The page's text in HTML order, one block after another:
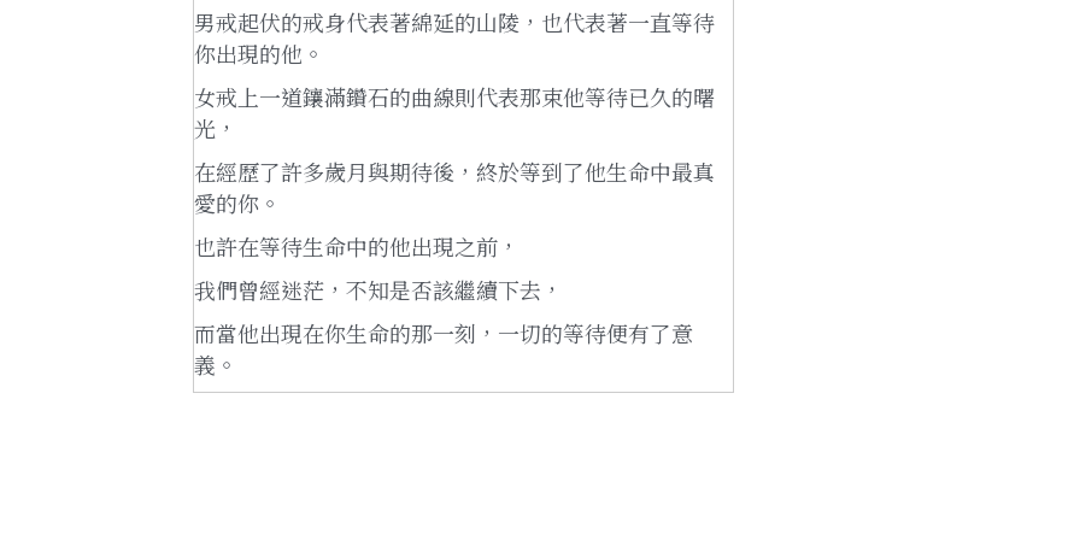
男戒起伏的戒身代表著綿延的山陵，也代表著一直等待
你出現的他。
女戒上一道鑲滿鑽石的曲線則代表那束他等待已久的曙
光，
在經歷了許多歲月與期待後，終於等到了他生命中最真
愛的你。
也許在等待生命中的他出現之前，
我們曾經迷茫，不知是否該繼續下去，
而當他出現在你生命的那一刻，一切的等待便有了意
義。